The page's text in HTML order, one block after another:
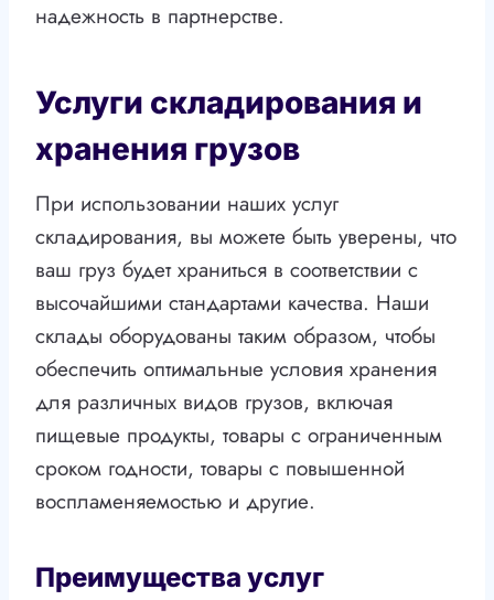
надежность в партнерстве.
Услуги складирования и
хранения грузов
При использовании наших услуг
складирования, вы можете быть уверены, что
ваш груз будет храниться в соответствии с
высочайшими стандартами качества. Наши
склады оборудованы таким образом, чтобы
обеспечить оптимальные условия хранения
для различных видов грузов, включая
пищевые продукты, товары с ограниченным
сроком годности, товары с повышенной
воспламеняемостью и другие.
Преимущества услуг